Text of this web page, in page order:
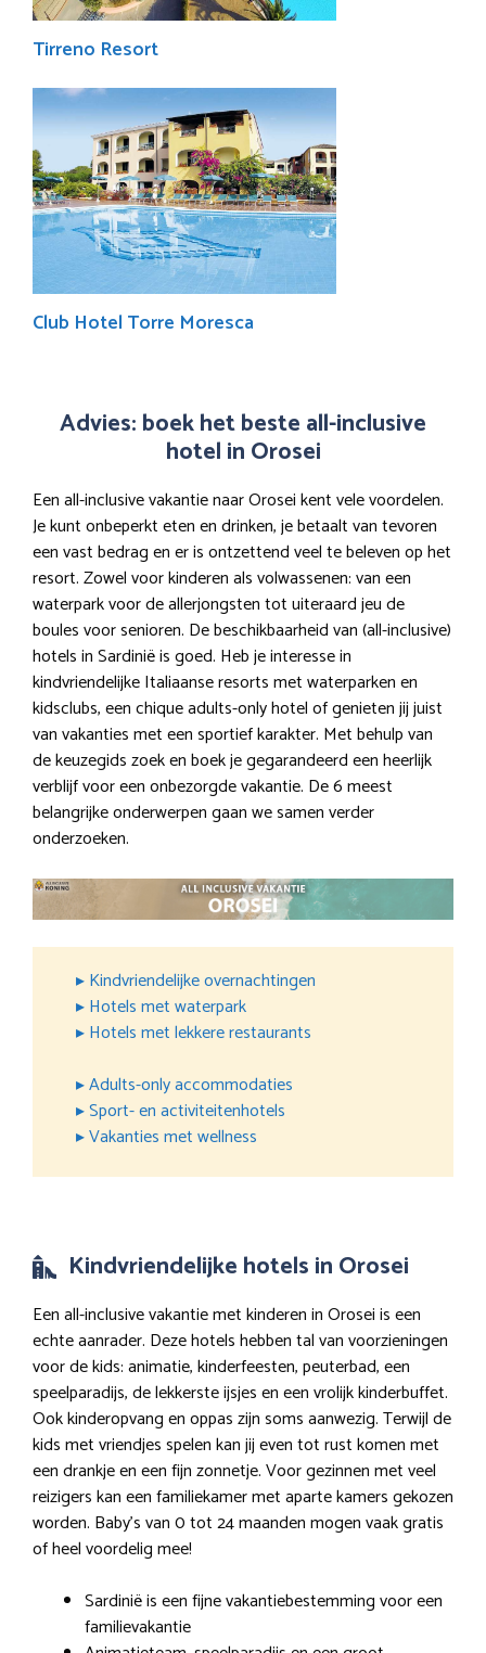
Tirreno Resort
Club Hotel Torre Moresca
Advies: boek het beste all-inclusive
hotel in Orosei
Een all-inclusive vakantie naar Orosei kent vele voordelen.
Je kunt onbeperkt eten en drinken, je betaalt van tevoren
een vast bedrag en er is ontzettend veel te beleven op het
resort. Zowel voor kinderen als volwassenen: van een
waterpark voor de allerjongsten tot uiteraard jeu de
boules voor senioren. De beschikbaarheid van (all-inclusive)
hotels in Sardinië is goed. Heb je interesse in
kindvriendelijke Italiaanse resorts met waterparken en
kidsclubs, een chique adults-only hotel of genieten jij juist
van vakanties met een sportief karakter. Met behulp van
de keuzegids zoek en boek je gegarandeerd een heerlijk
verblijf voor een onbezorgde vakantie. De 6 meest
belangrijke onderwerpen gaan we samen verder
onderzoeken.
▸ Kindvriendelijke overnachtingen
▸ Hotels met waterpark
▸ Hotels met lekkere restaurants
▸ Adults-only accommodaties
▸ Sport- en activiteitenhotels
▸ Vakanties met wellness
Kindvriendelijke hotels in Orosei
Een all-inclusive vakantie met kinderen in Orosei is een
echte aanrader. Deze hotels hebben tal van voorzieningen
voor de kids: animatie, kinderfeesten, peuterbad, een
speelparadijs, de lekkerste ijsjes en een vrolijk kinderbuffet.
Ook kinderopvang en oppas zijn soms aanwezig. Terwijl de
kids met vriendjes spelen kan jij even tot rust komen met
een drankje en een fijn zonnetje. Voor gezinnen met veel
reizigers kan een familiekamer met aparte kamers gekozen
worden. Baby’s van 0 tot 24 maanden mogen vaak gratis
of heel voordelig mee!
Sardinië is een fijne vakantiebestemming voor een
familievakantie